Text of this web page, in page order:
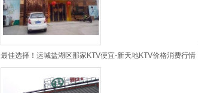
最佳选择！运城盐湖区那家KTV便宜-新天地KTV价格消费行情